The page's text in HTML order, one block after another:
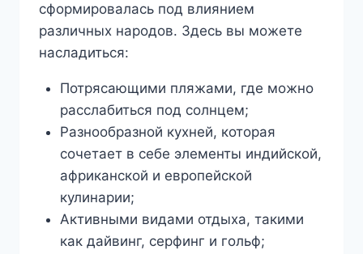
сформировалась под влиянием
различных народов. Здесь вы можете
насладиться:
Потрясающими пляжами, где можно
расслабиться под солнцем;
Разнообразной кухней, которая
сочетает в себе элементы индийской,
африканской и европейской
кулинарии;
Активными видами отдыха, такими
как дайвинг, серфинг и гольф;